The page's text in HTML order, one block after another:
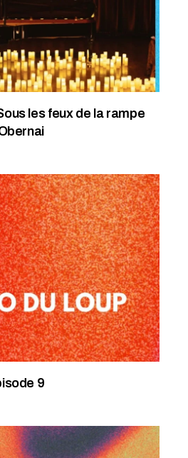
les feux de la rampe
9